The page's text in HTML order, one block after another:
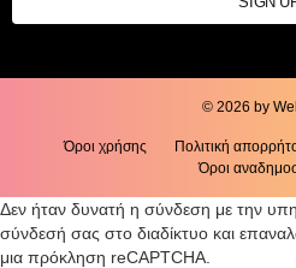
© 2026 by
Όροι χρήσης Πολιτική
Όροι
Δεν ήταν δυνατή η σύνδεση με την
σύνδεσή σας στο διαδίκτυο και
μια πρόκληση reCAPTCHA.